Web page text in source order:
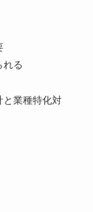
れる
業種特化対